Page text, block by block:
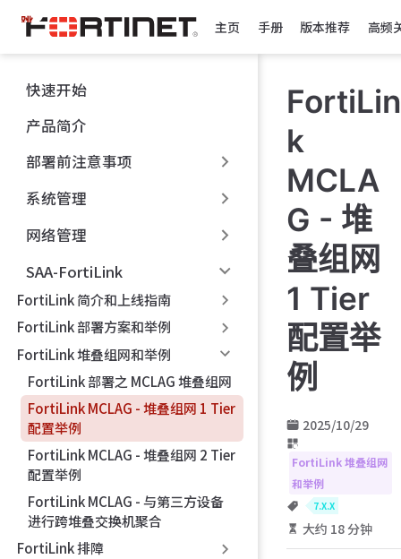
跳
至
主
內
容
主页 手册 版本推荐 高频
快速开始
产品简介
部署前注意事项
系统管理
网络管理
SAA-FortiLink
FortiLink 简介和上线指南
FortiLink 部署方案和举例
FortiLink 堆叠组网和举例
FortiLink 部署之 MCLAG 堆叠组网
FortiLink MCLAG - 堆叠组网 1 Tier
配置举例
FortiLink MCLAG - 堆叠组网 2 Tier
配置举例
FortiLink MCLAG - 与第三方设备
进行跨堆叠交换机聚合
FortiLink 排障
FortiLin
k
MCLA
G - 堆
叠组网
1 Tier
配置举
例
2025/10/29
FortiLink 堆叠组网
和举例
7.X.X
大约 18 分钟